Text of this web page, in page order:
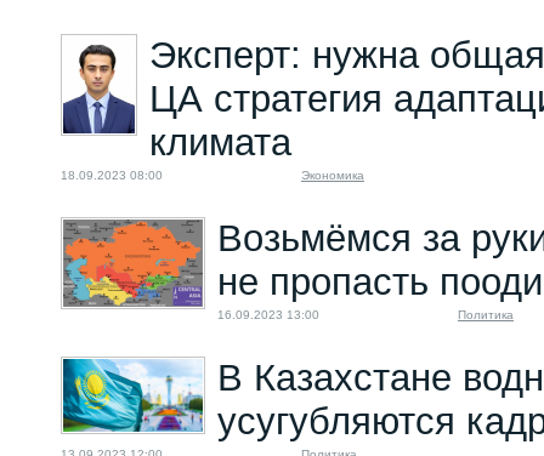
Эксперт: нужна
ЦА стратегия
климата
18.09.2023 08:00 Экономика
Возьмёмся за
не пропасть
16.09.2023 13:00 Политика
В Казахстане
усугубляются